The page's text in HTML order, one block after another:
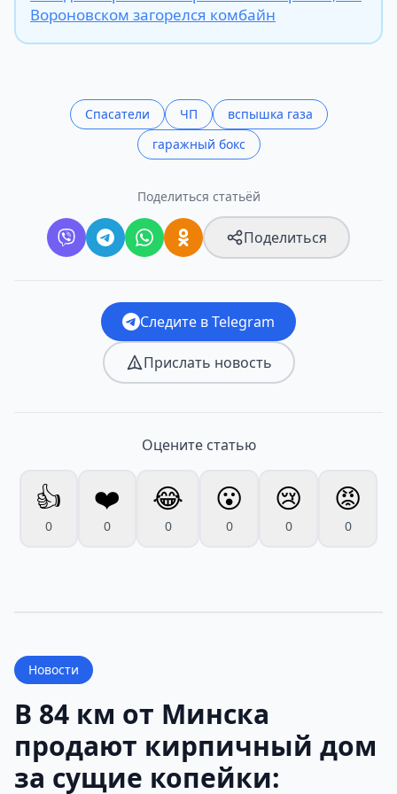
Вороновском загорелся комбайн
Спасатели ЧП
вспышка газа
гаражный бокс
Поделиться статьёй
Поделиться
Следите в Telegram
Прислать новость
Оцените статью
👍
0
❤️
0
😂
0
😮
0
😢
0
😡
0
Новости
В 84 км от Минска
продают кирпичный дом
за сущие копейки: